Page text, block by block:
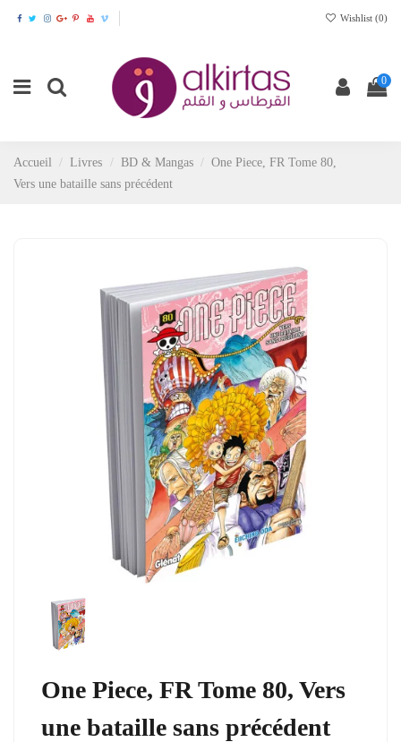
Wishlist (0)
0
Accueil Livres BD & Mangas
One Piece, FR Tome 80,
Vers une bataille sans précédent
One Piece, FR Tome 80, Vers
une bataille sans précédent